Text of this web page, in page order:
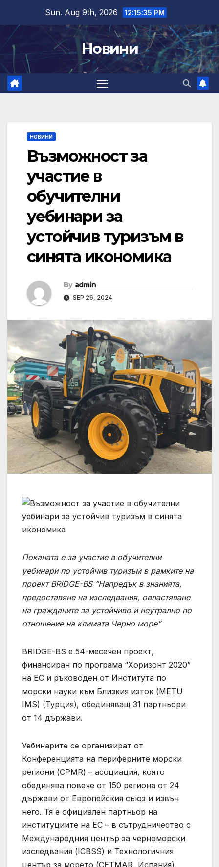
content
Sun. Aug 9th, 2026 12:15:36 PM
Новини
НОВИНИ
Възможност за
участие в
обучителни
уебинари за
устойчив туризъм в
синята икономика
By admin
SEP 26, 2024
Поканата е за участие в обучителни
уебинари по устойчив туризъм в рамките на
проект BRIDGE-BS “Напредък в знанията,
предоставяне на изследвания, овластяване
на гражданите за устойчиво и неутрално по
отношение на климата Черно море”
BRIDGE-BS е 54-месечен проект,
финансиран по програма “Хоризонт 2020”
на ЕС и ръководен от Института по
морски науки към Близкия изток (METU
IMS) (Турция), обединяващ 31 партньори
от 14 държави.
Уебинарите се организират от
Конференцията на периферните морски
региони (CPMR) – асоциация, която
обединява повече от 150 региона от 24
държави от Европейския съюз и извън
него. Тя е официален партньор на
институциите на ЕС – в сътрудничество с
Международния център за черноморски
изследвания (ICBSS) и Технологичния
център за морето (CETMAR, Испания).